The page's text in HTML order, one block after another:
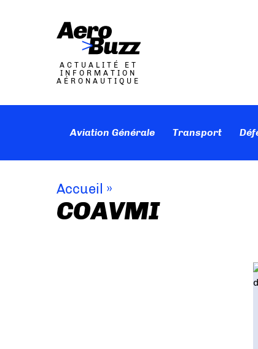
ACTUALITÉ ET
INFORMATION
AÉRONAUTIQUE
Aviation Générale Transport
Accueil »
COAVMI